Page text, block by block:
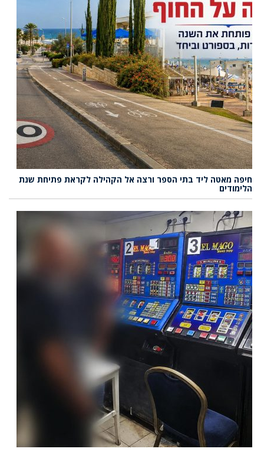
חיפה מאטה ליד בתי הספר ורצה אל הקהילה לקראת פתיחת שנת
הלימודים